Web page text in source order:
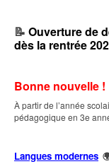
📝 Ouverture de
dès la rentrée
Bonne nouvelle !
À partir de l’année
pédagogique en 3e
Langues modernes